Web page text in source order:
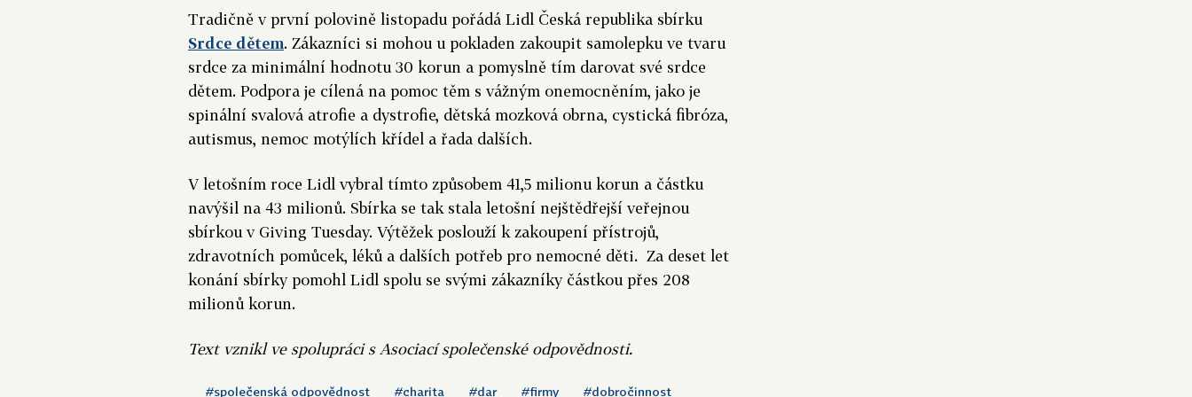
Tradičně v první polovině listopadu pořádá Lidl Česká republika sbírku
Srdce dětem. Zákazníci si mohou u pokladen zakoupit samolepku ve tvaru
srdce za minimální hodnotu 30 korun a pomyslně tím darovat své srdce
dětem. Podpora je cílená na pomoc těm s vážným onemocněním, jako je
spinální svalová atrofie a dystrofie, dětská mozková obrna, cystická fibróza,
autismus, nemoc motýlích křídel a řada dalších.
V letošním roce Lidl vybral tímto způsobem 41,5 milionu korun a částku
navýšil na 43 milionů. Sbírka se tak stala letošní nejštědřejší veřejnou
sbírkou v Giving Tuesday. Výtěžek poslouží k zakoupení přístrojů,
zdravotních pomůcek, léků a dalších potřeb pro nemocné děti. Za deset let
konání sbírky pomohl Lidl spolu se svými zákazníky částkou přes 208
milionů korun.
Text vznikl ve spolupráci s Asociací společenské odpovědnosti.
#společenská odpovědnost #charita #dar #firmy #dobročinnost